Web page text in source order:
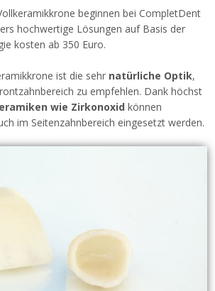
beginnen bei CompletDent
hochwertige Lösungen auf Basis der
kosten ab 350 Euro.
ist die sehr natürliche Optik,
zu empfehlen. Dank höchst
wie Zirkonoxid können
im Seitenzahnbereich eingesetzt werden.